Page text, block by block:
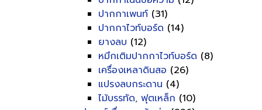
ปากกาเพนท์ (31)
ปากกาไวท์บอร์ด (14)
ยางลบ (12)
หมึกเติมปากกาไวท์บอร์ด (8)
เครื่องเหลาดินสอ (26)
แปรงลบกระดาน (4)
ไม้บรรทัด, ฟุตเหล็ก (10)